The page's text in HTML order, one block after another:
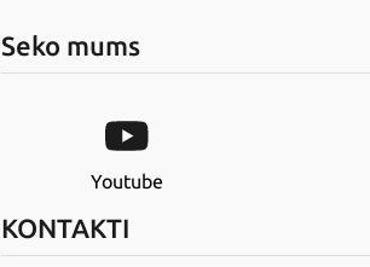
Seko mums
Youtube
KONTAKTI